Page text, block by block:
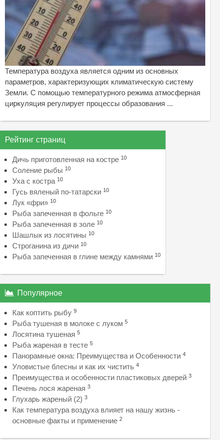
Температура воздуха является одним из основных
параметров, характеризующих климатическую систему
Земли. С помощью температурного режима атмосферная
циркуляция регулирует процессы образования ...
Рейтинг страниц
Дичь приготовленная на костре 10
Соление рыбы 10
Уха с костра 10
Гусь вяленый по-татарски 10
Лук «фри» 10
Рыба запеченная в фольге 10
Рыба запеченная в золе 10
Шашлык из лосятины 10
Строганина из дичи 10
Рыба запеченная в глине между камнями 10
Популярное
Как коптить рыбу 9
Рыба тушеная в молоке с луком 5
Лосятина тушеная 5
Рыба жареная в тесте 5
Панорамные окна: Преимущества и Особенности 4
Уловистые блесны и как их чистить 4
Преимущества и особенности пластиковых дверей 3
Печень лося жареная 3
Глухарь жареный (2) 3
Как температура воздуха влияет на нашу жизнь -
основные факты и применение 2